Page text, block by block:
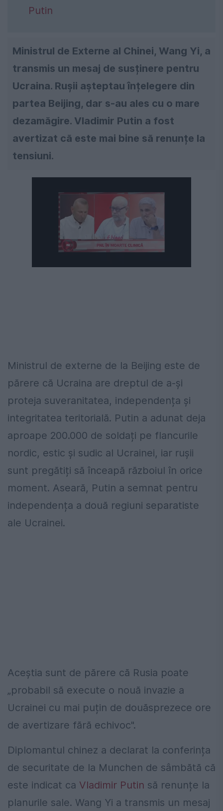
Putin
Ministrul de Externe al Chinei, Wang Yi, a
transmis un mesaj de susținere pentru
Ucraina. Rușii așteptau înțelegere din
partea Beijing, dar s-au ales cu o mare
dezamăgire. Vladimir Putin a fost
avertizat că este mai bine să renunțe la
tensiuni.
Ministrul de externe de la Beijing este de
părere că Ucraina are dreptul de a-și
proteja suveranitatea, independența și
integritatea teritorială. Putin a adunat deja
aproape 200.000 de soldați pe flancurile
nordic, estic și sudic al Ucrainei, iar rușii
sunt pregătiți să înceapă războiul în orice
moment. Aseară, Putin a semnat pentru
independența a două regiuni separatiste
ale Ucrainei.
Aceștia sunt de părere că Rusia poate
„probabil să execute o nouă invazie a
Ucrainei cu mai puțin de douăsprezece ore
de avertizare fără echivoc".
Diplomantul chinez a declarat la conferința
de securitate de la Munchen de sâmbătă că
este indicat ca Vladimir Putin să renunțe la
planurile sale. Wang Yi a transmis un mesaj